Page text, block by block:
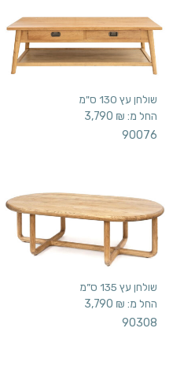
שולחן עץ 130 ס"מ
החל מ: 3,790 ₪
90076
שולחן עץ 135 ס”מ
החל מ: 3,790 ₪
90308